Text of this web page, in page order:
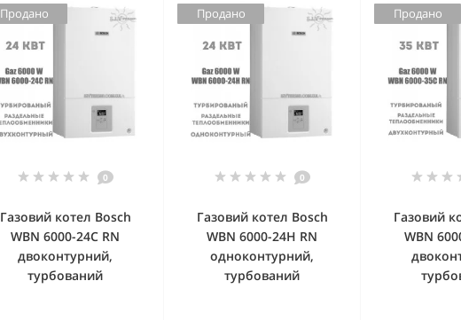
Продано
0
Газовий котел Bosch
WBN 6000-24C RN
двоконтурний,
турбований
Продано
0
Газовий котел Bosch
WBN 6000-24H RN
одноконтурний,
турбований
Продано
Газовий
WBN